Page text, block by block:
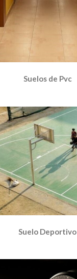
Suelos de Pvc
Suelo Deportivo